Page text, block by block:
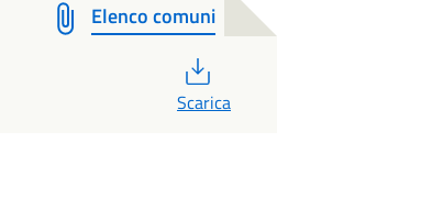
Elenco comuni
PDF
Scarica